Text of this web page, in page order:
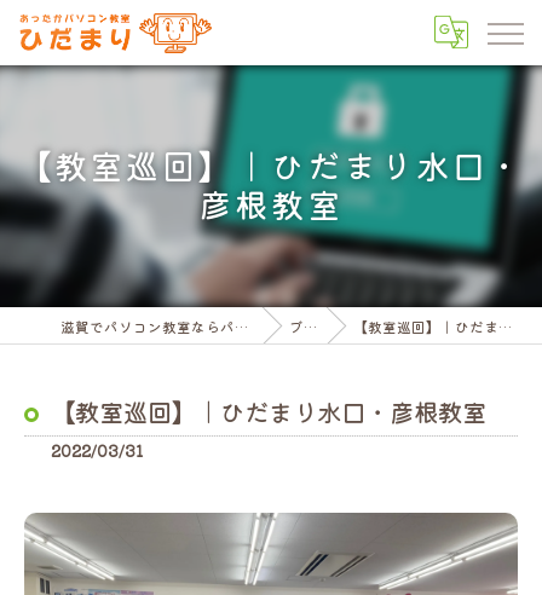
【教室巡回】｜ひだまり水口・
彦根教室
滋賀でパソコン教室ならパソコン教室ひだまり ブログ 【教室巡回】｜ひだまり水口・彦根教室
【教室巡回】｜ひだまり水口・彦根教室
2022/03/31